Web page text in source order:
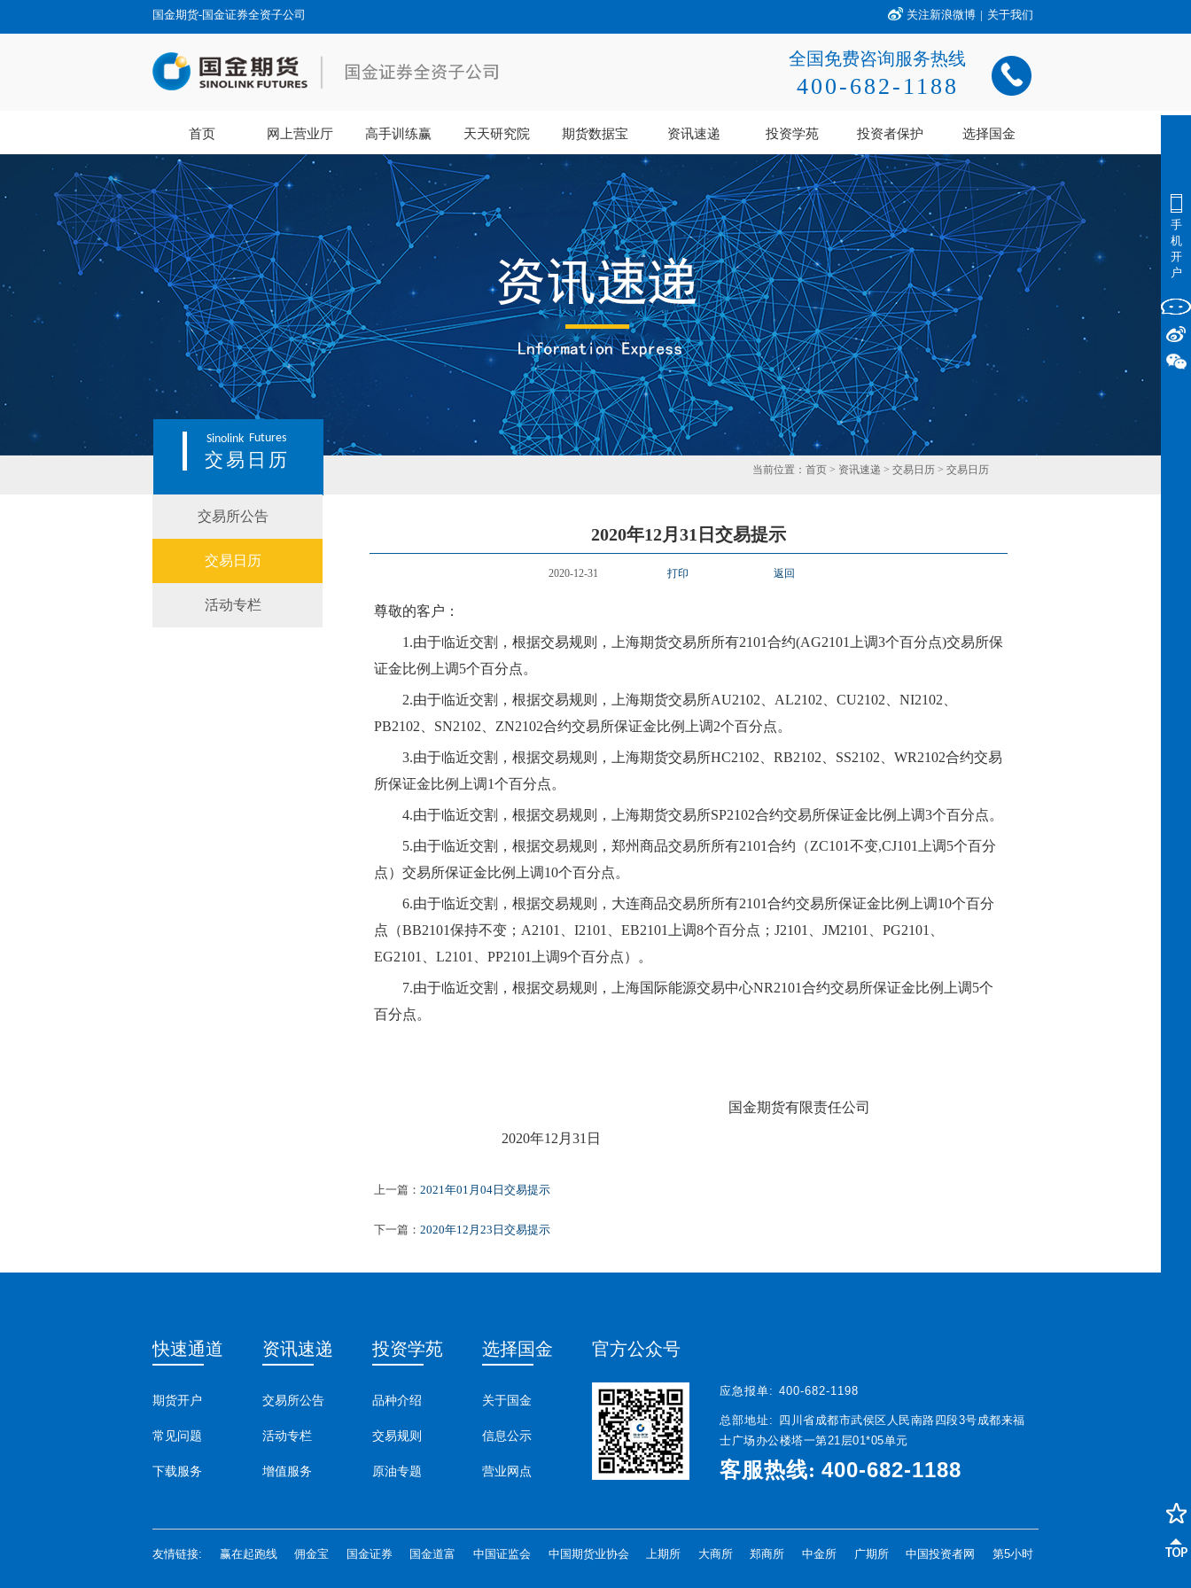
国金期货-国金证券全资子公司 关注新浪微博 | 关于我们
全国免费咨询服务热线
400-682-1188
首页 网上营业厅 高手训练赢 天天研究院 期货数据宝 资讯速递 投资学苑 投资者保护 选择国金
Sinolink Futures
交易日历 当前位置： 首页 > 资讯速递 > 交易日历 > 交易日历
交易所公告
交易日历
活动专栏
2020年12月31日交易提示
2020-12-31 打印 返回
尊敬的客户：
1 .由于临近交割，根据交易规则，上海期货交易所所有2101合约(AG2101上调3个百分点)交易所保
证金比例上调5个百分点。
2.由于临近交割，根据交易规则，上海期货交易所AU2102 AL2102 CU2102 NI2102
PB2102
SN2102、ZN2102合约交易所保证金比例上调2个百分点。
3.由于临近交割，根据交易规则，上海期货交易所HC2102、RB2102、SS2102、WR2102合约交易
所保证金比例上调1个百分点。
4.由于临近交割，根据交易规则，上海期货交易所SP2102合约交易所保证金比例上调3个百分点。
5.由于临近交割，根据交易规则，郑州商品交易所所有2101合约（ZC101不变,CJ101上调5个百分
点）交易所保证金比例上调10个百分点。
6.由于临近交割，根据交易规则，大连商品交易所所有2101合约交易所保证金比例上调10个百分
点（BB2101保持不变； A2101、I2101、 EB2101 上调8个百分点； J2101、JM2101、PG2101、
EG2101 L2101 PP2101 上调9个百分点）。
7.由于临近交割，根据交易规则，上海国际能源交易中心NR2101合约交易所保证金比例上调5个
百分点。
国金期货有限责任公司
2020年12 月 31 日
上一篇： 2021年01月04日交易提示
下一篇： 2020年12月23日交易提示
快速通道
期货开户
常见问题
下载服务
资讯速递
交易所公告
活动专栏
增值服务
投资学苑
品种介绍
交易规则
原油专题
选择国金
关于国金
信息公示
营业网点
官方公众号
应急报单: 400-682-1198
总部地址: 四川省成都市武侯区人民南路四段3号成都来福
士广场办公楼塔一第21层01*05单元
客服热线: 400-682-1188
友情链接: 赢在起跑线 佣金宝 国金证券 国金道富 中国证监会 中国期货业协会 上期所 大商所 郑商所 中金所 广期所 中国投资者网 第5小时
手
机
开
户